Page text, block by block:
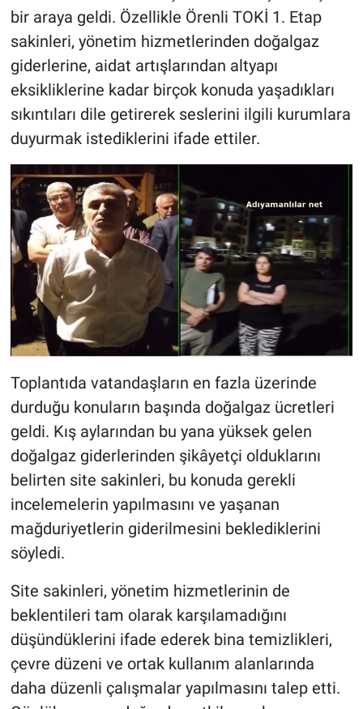
bir araya geldi. Özellikle Örenli TOKİ 1. Etap
sakinleri, yönetim hizmetlerinden doğalgaz
giderlerine, aidat artışlarından altyapı
eksikliklerine kadar birçok konuda yaşadıkları
sıkıntıları dile getirerek seslerini ilgili kurumlara
duyurmak istediklerini ifade ettiler.
Toplantıda vatandaşların en fazla üzerinde
durduğu konuların başında doğalgaz ücretleri
geldi. Kış aylarından bu yana yüksek gelen
doğalgaz giderlerinden şikâyetçi olduklarını
belirten site sakinleri, bu konuda gerekli
incelemelerin yapılmasını ve yaşanan
mağduriyetlerin giderilmesini beklediklerini
söyledi.
Site sakinleri, yönetim hizmetlerinin de
beklentileri tam olarak karşılamadığını
düşündüklerini ifade ederek bina temizlikleri,
çevre düzeni ve ortak kullanım alanlarında
daha düzenli çalışmalar yapılmasını talep etti.